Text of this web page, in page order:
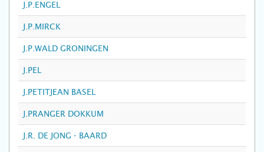
J.P.ENGEL
J.P.MIRCK
J.P.WALD GRONINGEN
J.PEL
J.PETITJEAN BASEL
J.PRANGER DOKKUM
J.R. DE JONG - BAARD